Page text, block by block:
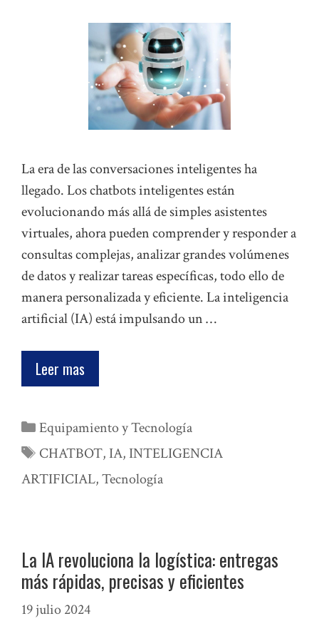
La era de las conversaciones inteligentes ha
llegado. Los chatbots inteligentes están
evolucionando más allá de simples asistentes
virtuales, ahora pueden comprender y responder a
consultas complejas, analizar grandes volúmenes
de datos y realizar tareas específicas, todo ello de
manera personalizada y eficiente. La inteligencia
artificial (IA) está impulsando un …
Leer mas
Categorías
Equipamiento y Tecnología
Etiquetas
CHATBOT, IA, INTELIGENCIA
ARTIFICIAL,Tecnología
La IA revoluciona la logística: entregas
más rápidas, precisas y eficientes
19 julio 2024